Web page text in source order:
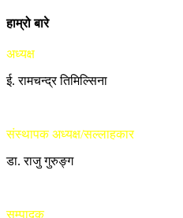
हाम्रो बारे
अध्यक्ष
ई. रामचन्द्र तिमिल्सिना
संस्थापक अध्यक्ष/सल्लाहकार
डा. राजु गुरुङ्ग
सम्पादक